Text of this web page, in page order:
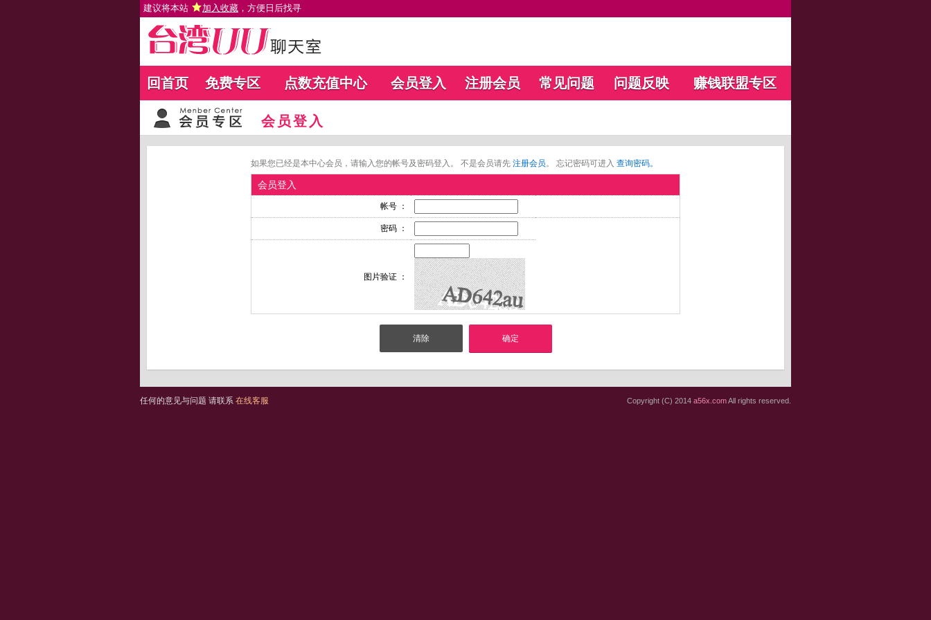
建议将本站 加入收藏 ，方便日后找寻
回首页 免费专区 点数充值中心 会员登入 注册会员 常见问题 问题反映 赚钱联盟专区
会员登入
如果您已经是本中心会员，请输入您的帐号及密码登入。 不是会员请先 注册会员。 忘记密码可进入 查询密码。
会员登入
帐号 ：
密码 ：
图片验证 ：
任何的意见与问题 请联系 在线客服 Copyright (C) 2014 a56x.comAll rights reserved.